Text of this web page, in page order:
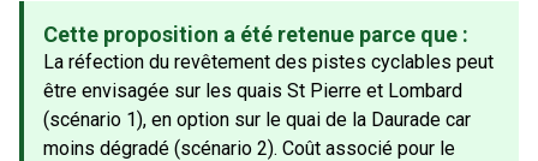
Cette proposition a été retenue parce que :
La réfection du revêtement des pistes cyclables peut
être envisagée sur les quais St Pierre et Lombard
(scénario 1), en option sur le quai de la Daurade car
moins dégradé (scénario 2). Coût associé pour le